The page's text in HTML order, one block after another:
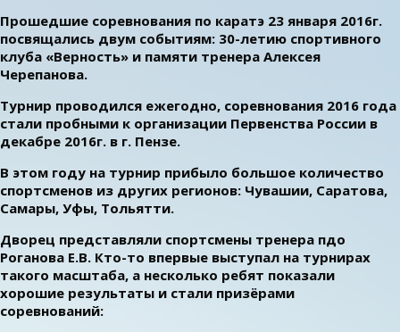
Прошедшие соревнования по каратэ 23 января 2016г.
посвящались двум событиям: 30-летию спортивного
клуба «Верность» и памяти тренера Алексея
Черепанова.
Турнир проводился ежегодно, соревнования 2016 года
стали пробными к организации Первенства России в
декабре 2016г. в г. Пензе.
В этом году на турнир прибыло большое количество
спортсменов из других регионов: Чувашии, Саратова,
Самары, Уфы, Тольятти.
Дворец представляли спортсмены тренера пдо
Роганова Е.В. Кто-то впервые выступал на турнирах
такого масштаба, а несколько ребят показали
хорошие результаты и стали призёрами
соревнований: